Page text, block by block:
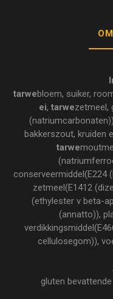
tarwebloem, suiker,
ei, tarwezetmeel,
bakkerszout, kruiden
tarwe
conserveermiddel(E224
zetmeel(E1412
(ethylester v beta-
(annatto)),
cellulosegom)),
gluten